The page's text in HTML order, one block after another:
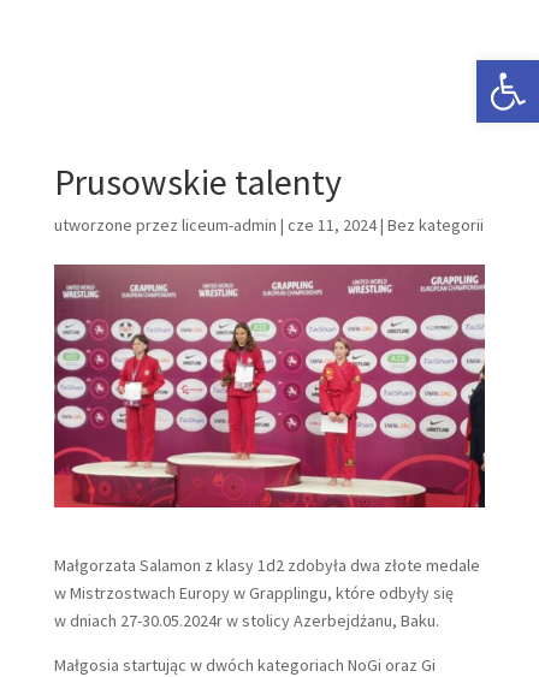
Prusowskie talenty
utworzone przez liceum-admin | cze 11, 2024| Bez kategorii
Małgorzata Salamon z klasy 1d2 zdobyła dwa złote medale
w Mistrzostwach Europy w Grapplingu, które odbyły się
w dniach 27-30.05.2024r w stolicy Azerbejdżanu, Baku.
Małgosia startując w dwóch kategoriach NoGi oraz Gi